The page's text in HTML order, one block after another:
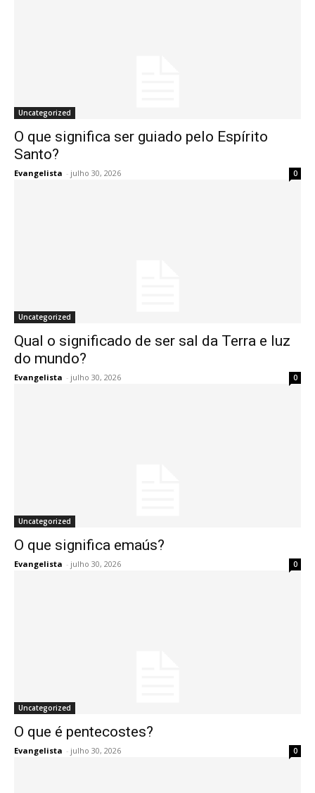
Uncategorized
O que significa ser guiado pelo Espírito
Santo?
Evangelista - julho 30, 2026 0
Uncategorized
Qual o significado de ser sal da Terra e luz
do mundo?
Evangelista - julho 30, 2026 0
Uncategorized
O que significa emaús?
Evangelista - julho 30, 2026 0
Uncategorized
O que é pentecostes?
Evangelista - julho 30, 2026 0